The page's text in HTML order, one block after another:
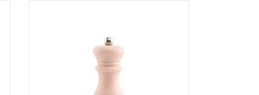
krachtig maalmechanisme en zijn enorm
makkelijk in gebruik!
TOEVOEGEN AAN WINKELWAGEN